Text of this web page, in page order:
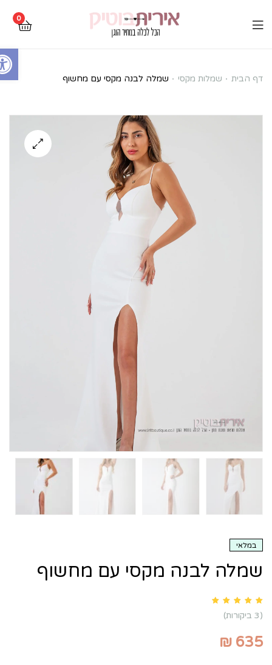
Open toolbar
0
שמלה
דף הבית שמלות מקסי שמלה לבנה מקסי עם מחשוף
במלאי
שמלה לבנה מקסי עם מחשוף
3
customer ratings(
3 ביקורות)
₪ 635